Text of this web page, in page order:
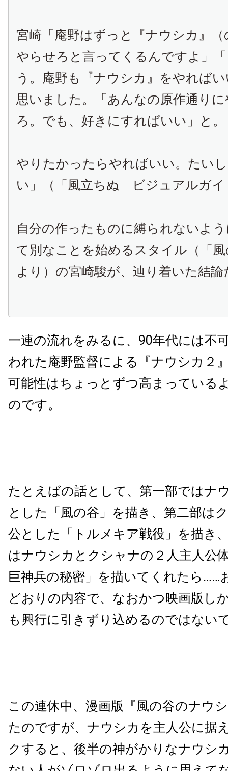
宮崎「庵野はずっと『ナウシカ』
やらせろと言ってくるんですよ」
う。庵野も『ナウシカ』をやれば
思いました。「あんなの原作通り
ろ。でも、好きにすればいい」と。
やりたかったらやればいい。たい
い」（「風立ちぬ ビジュアルガイ
自分の作ったものに縛られないよ
て別なことを始めるスタイル（「
より）の宮崎駿が、辿り着いた結論
一連の流れをみるに、90年代には不
われた庵野監督による『ナウシカ２
可能性はちょっとずつ高まっている
のです。
たとえばの話として、第一部ではナ
とした「風の谷」を描き、第二部は
公とした「トルメキア戦役」を描き
はナウシカとクシャナの２人主人公
巨神兵の秘密」を描いてくれたら……
どおりの内容で、なおかつ映画版し
も興行に引きずり込めるのではない
この連休中、漫画版『風の谷のナウ
たのですが、ナウシカを主人公に据
クすると、後半の神がかりなナウシ